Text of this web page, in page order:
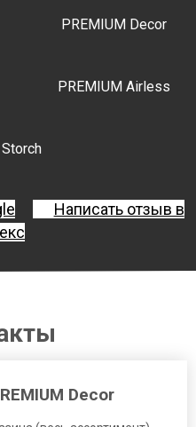
PREMIUM Decor
PREMIUM Airless
Storch
Написать отзыв в
Decor